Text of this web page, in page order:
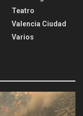
Teatro
Valencia Ciudad
Varios